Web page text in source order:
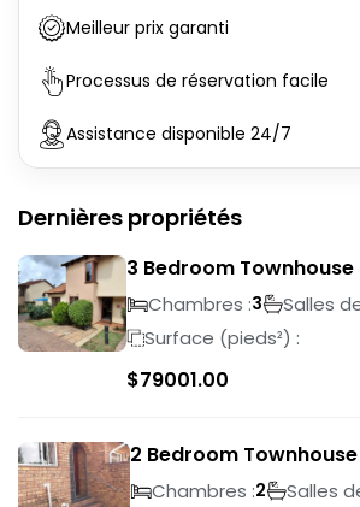
Meilleur prix garanti
Processus de réservation facile
Assistance disponible 24/7
Dernières propriétés
3 Bedroom Townhouse
Liefde En Vrede
Chambres :3 Salles
Surface (pieds²) :
$79001.00
2 Bedroom Townhouse
Ridgeway
Chambres :2 Salles